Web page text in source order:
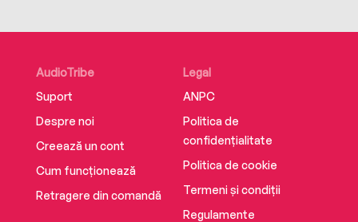
AudioTribe
Suport
Despre noi
Creează un cont
Cum funcționează
Retragere din comandă
Legal
ANPC
Politica de
confidențialitate
Politica de cookie
Termeni și condiții
Regulamente